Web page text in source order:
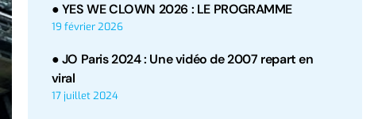
● YES WE CLOWN 2026 : LE PROGRAMME
19 février 2026
● JO Paris 2024 : Une vidéo de 2007 repart en
viral
17 juillet 2024